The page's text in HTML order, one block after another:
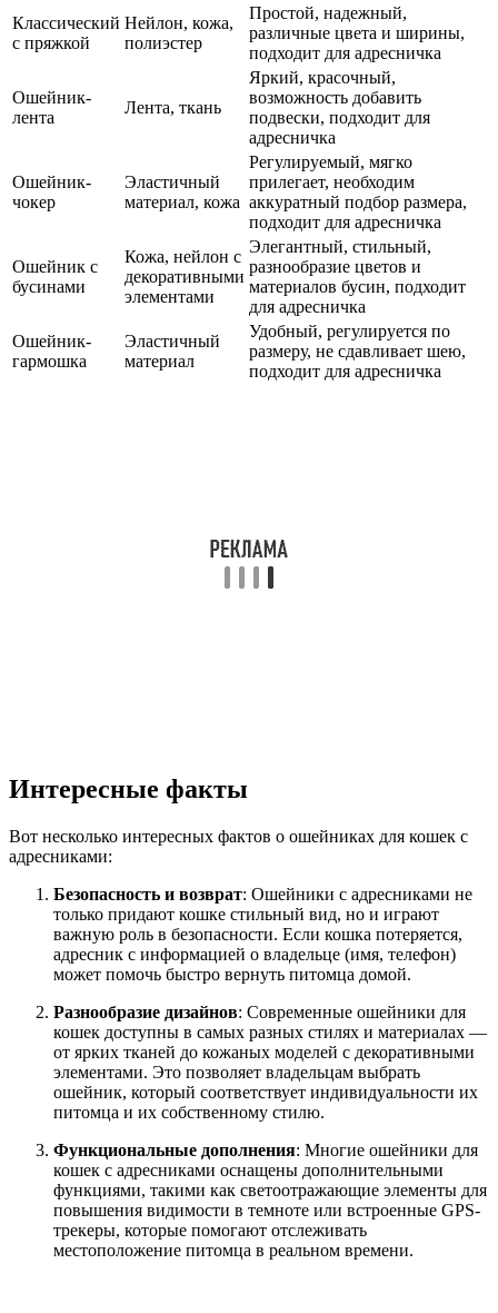
Классический
с пряжкой
Нейлон, кожа,
полиэстер
Простой, надежный,
различные цвета и ширины,
подходит для адресничка
Ошейник-
лента
Лента, ткань
Яркий, красочный,
возможность добавить
подвески, подходит для
адресничка
Ошейник-
чокер
Эластичный
материал, кожа
Регулируемый, мягко
прилегает, необходим
аккуратный подбор размера,
подходит для адресничка
Ошейник с
бусинами
Кожа, нейлон с
декоративными
элементами
Элегантный, стильный,
разнообразие цветов и
материалов бусин, подходит
для адресничка
Ошейник-
гармошка
Эластичный
материал
Удобный, регулируется по
размеру, не сдавливает шею,
подходит для адресничка
Интересные факты
Вот несколько интересных фактов о ошейниках для кошек с
адресниками:
Безопасность и возврат: Ошейники с адресниками не
только придают кошке стильный вид, но и играют
важную роль в безопасности. Если кошка потеряется,
адресник с информацией о владельце (имя, телефон)
может помочь быстро вернуть питомца домой.
Разнообразие дизайнов: Современные ошейники для
кошек доступны в самых разных стилях и материалах —
от ярких тканей до кожаных моделей с декоративными
элементами. Это позволяет владельцам выбрать
ошейник, который соответствует индивидуальности их
питомца и их собственному стилю.
Функциональные дополнения: Многие ошейники для
кошек с адресниками оснащены дополнительными
функциями, такими как светоотражающие элементы для
повышения видимости в темноте или встроенные GPS-
трекеры, которые помогают отслеживать
местоположение питомца в реальном времени.